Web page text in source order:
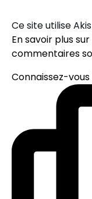
Ce site utilise
En savoir plus
commentaires
Connaissez-